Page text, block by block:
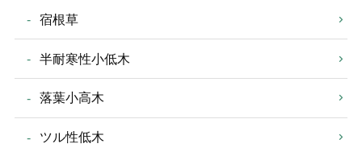
宿根草
半耐寒性小低木
落葉小高木
ツル性低木